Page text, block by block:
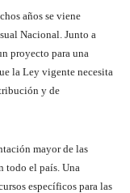
años se viene
Nacional. Junto a
proyecto para una
la Ley vigente necesita
y de
mayor de las
todo el país. Una
específicos para las